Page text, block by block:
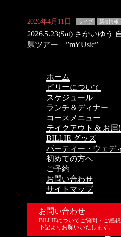
2026年4月11日 ライブ 新着情報
2026.5.23(Sat) さかいゆう
県ツアー ”mYUsic”
ホーム
ビリーについて
スケジュール
ランチ＆ディナー
コースメニュー
テイクアウト & お届
BILLIE グッズ
パーティー・ウェデ
初めての方へ
ご予約
お問い合わせ
サイトマップ
お問い合わせ
BILLIEについてご質問・ご感
下記よりお願いいたします。